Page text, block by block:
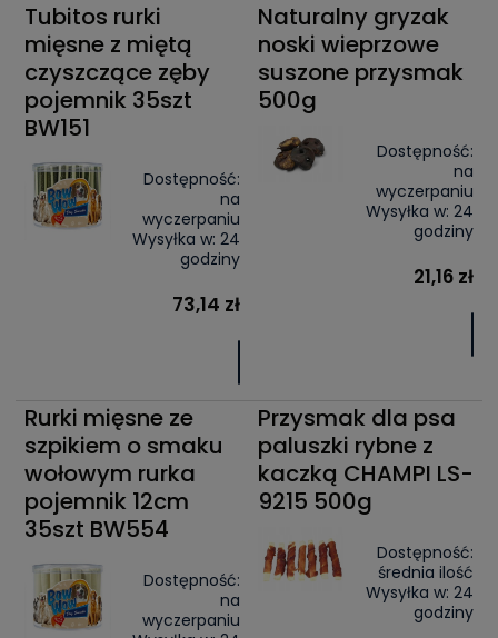
Tubitos rurki
mięsne z miętą
czyszczące zęby
pojemnik 35szt
BW151
Dostępność:
na
wyczerpaniu
Wysyłka w: 24
godziny
73,14 zł
Naturalny gryzak
noski wieprzowe
suszone przysmak
500g
Dostępność:
na
wyczerpaniu
Wysyłka w: 24
godziny
21,16 zł
Rurki mięsne ze
szpikiem o smaku
wołowym rurka
pojemnik 12cm
35szt BW554
Dostępność:
na
wyczerpaniu
Przysmak dla psa
paluszki rybne z
kaczką CHAMPI LS-
9215 500g
Dostępność:
średnia ilość
Wysyłka w: 24
godziny